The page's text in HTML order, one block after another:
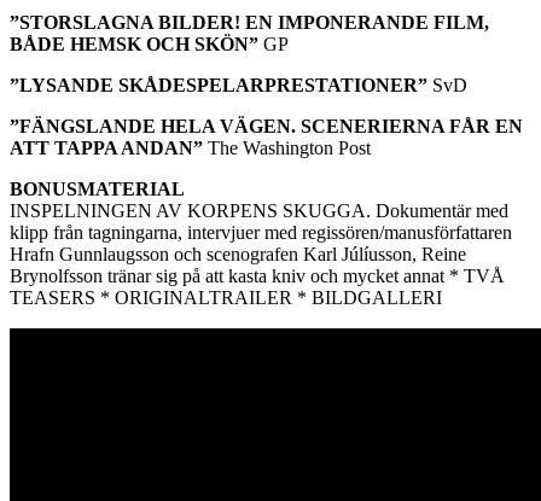
”STORSLAGNA BILDER! EN IMPONERANDE FILM,
BÅDE HEMSK OCH SKÖN” GP
”LYSANDE SKÅDESPELARPRESTATIONER” SvD
”FÄNGSLANDE HELA VÄGEN. SCENERIERNA FÅR EN
ATT TAPPA ANDAN” The Washington Post
BONUSMATERIAL
INSPELNINGEN AV KORPENS SKUGGA. Dokumentär med
klipp från tagningarna, intervjuer med regissören/manusförfattaren
Hrafn Gunnlaugsson och scenografen Karl Júlíusson, Reine
Brynolfsson tränar sig på att kasta kniv och mycket annat * TVÅ
TEASERS * ORIGINALTRAILER * BILDGALLERI